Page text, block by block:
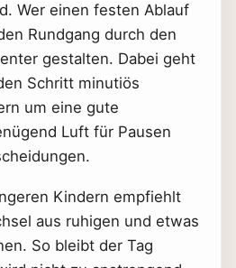
Wer einen festen Ablauf
Rundgang durch den
gestalten. Dabei geht
Schritt minutiös
um eine gute
Luft für Pausen
Kindern empfiehlt
aus ruhigen und etwas
So bleibt der Tag